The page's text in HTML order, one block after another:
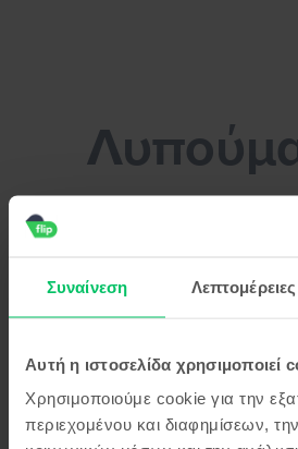
Συναίνεση Λεπτομέρειες
Αυτή η ιστοσελίδα χρησιμοποιεί
Χρησιμοποιούμε cookie για την
περιεχομένου και διαφημίσεων,
Μπορείς να κάνεις ένα
καφέ μέχρι να